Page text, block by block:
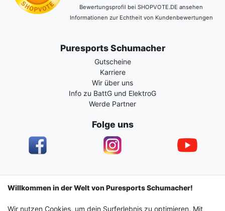
Bewertungsprofil bei SHOPVOTE.DE ansehen
Informationen zur Echtheit von Kundenbewertungen
Puresports Schumacher
Gutscheine
Karriere
Wir über uns
Info zu BattG und ElektroG
Werde Partner
Folge uns
Impressum Daten­schutz­erklärung AGB
Willkommen in der Welt von Puresports Schumacher!
Wir nutzen Cookies, um dein Surferlebnis zu optimieren. Mit